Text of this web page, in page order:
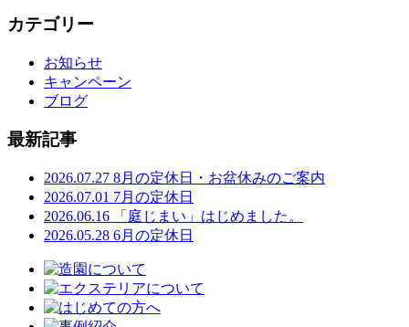
カテゴリー
お知らせ
キャンペーン
ブログ
最新記事
2026.07.27 8月の定休日・お盆休みのご案内
2026.07.01 7月の定休日
2026.06.16
「庭じまい」はじめました。
2026.05.28 6月の定休日